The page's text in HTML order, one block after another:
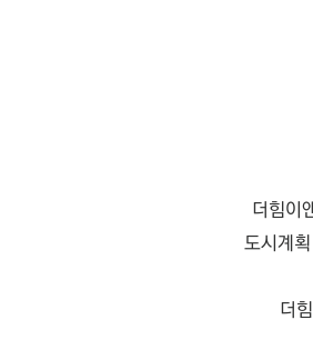
더힘이
도시계
더